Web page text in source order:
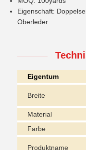
Eigenschaft:
Oberleder
Eigentum
Breite
Material
Farbe
Produktname